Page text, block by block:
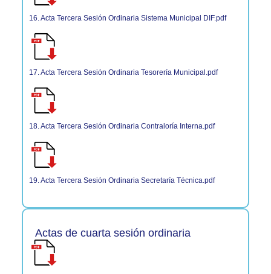
16. Acta Tercera Sesión Ordinaria Sistema Municipal DIF.pdf
17. Acta Tercera Sesión Ordinaria Tesorería Municipal.pdf
18. Acta Tercera Sesión Ordinaria Contraloría Interna.pdf
19. Acta Tercera Sesión Ordinaria Secretaría Técnica.pdf
Actas de cuarta sesión ordinaria